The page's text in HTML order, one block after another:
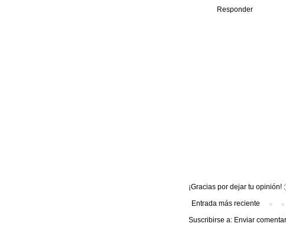
Responder
¡Gracias por dejar tu opinión!
Entrada más reciente
Suscribirse a: Enviar